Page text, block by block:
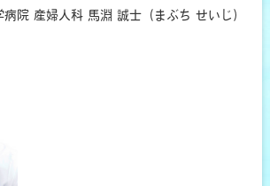
院 産婦人科 馬淵 誠士（まぶち せいじ）